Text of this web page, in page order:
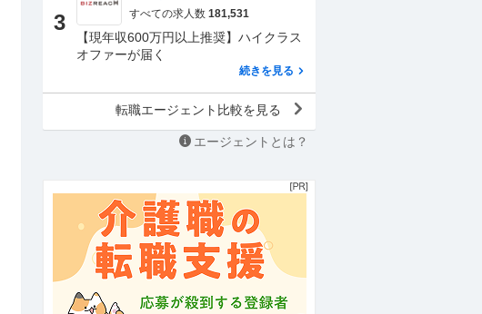
3 すべての求人数 181,531
【現年収600万円以上推奨】ハイクラス
オファーが届く
続きを見る
転職エージェント比較を見る
エージェントとは？